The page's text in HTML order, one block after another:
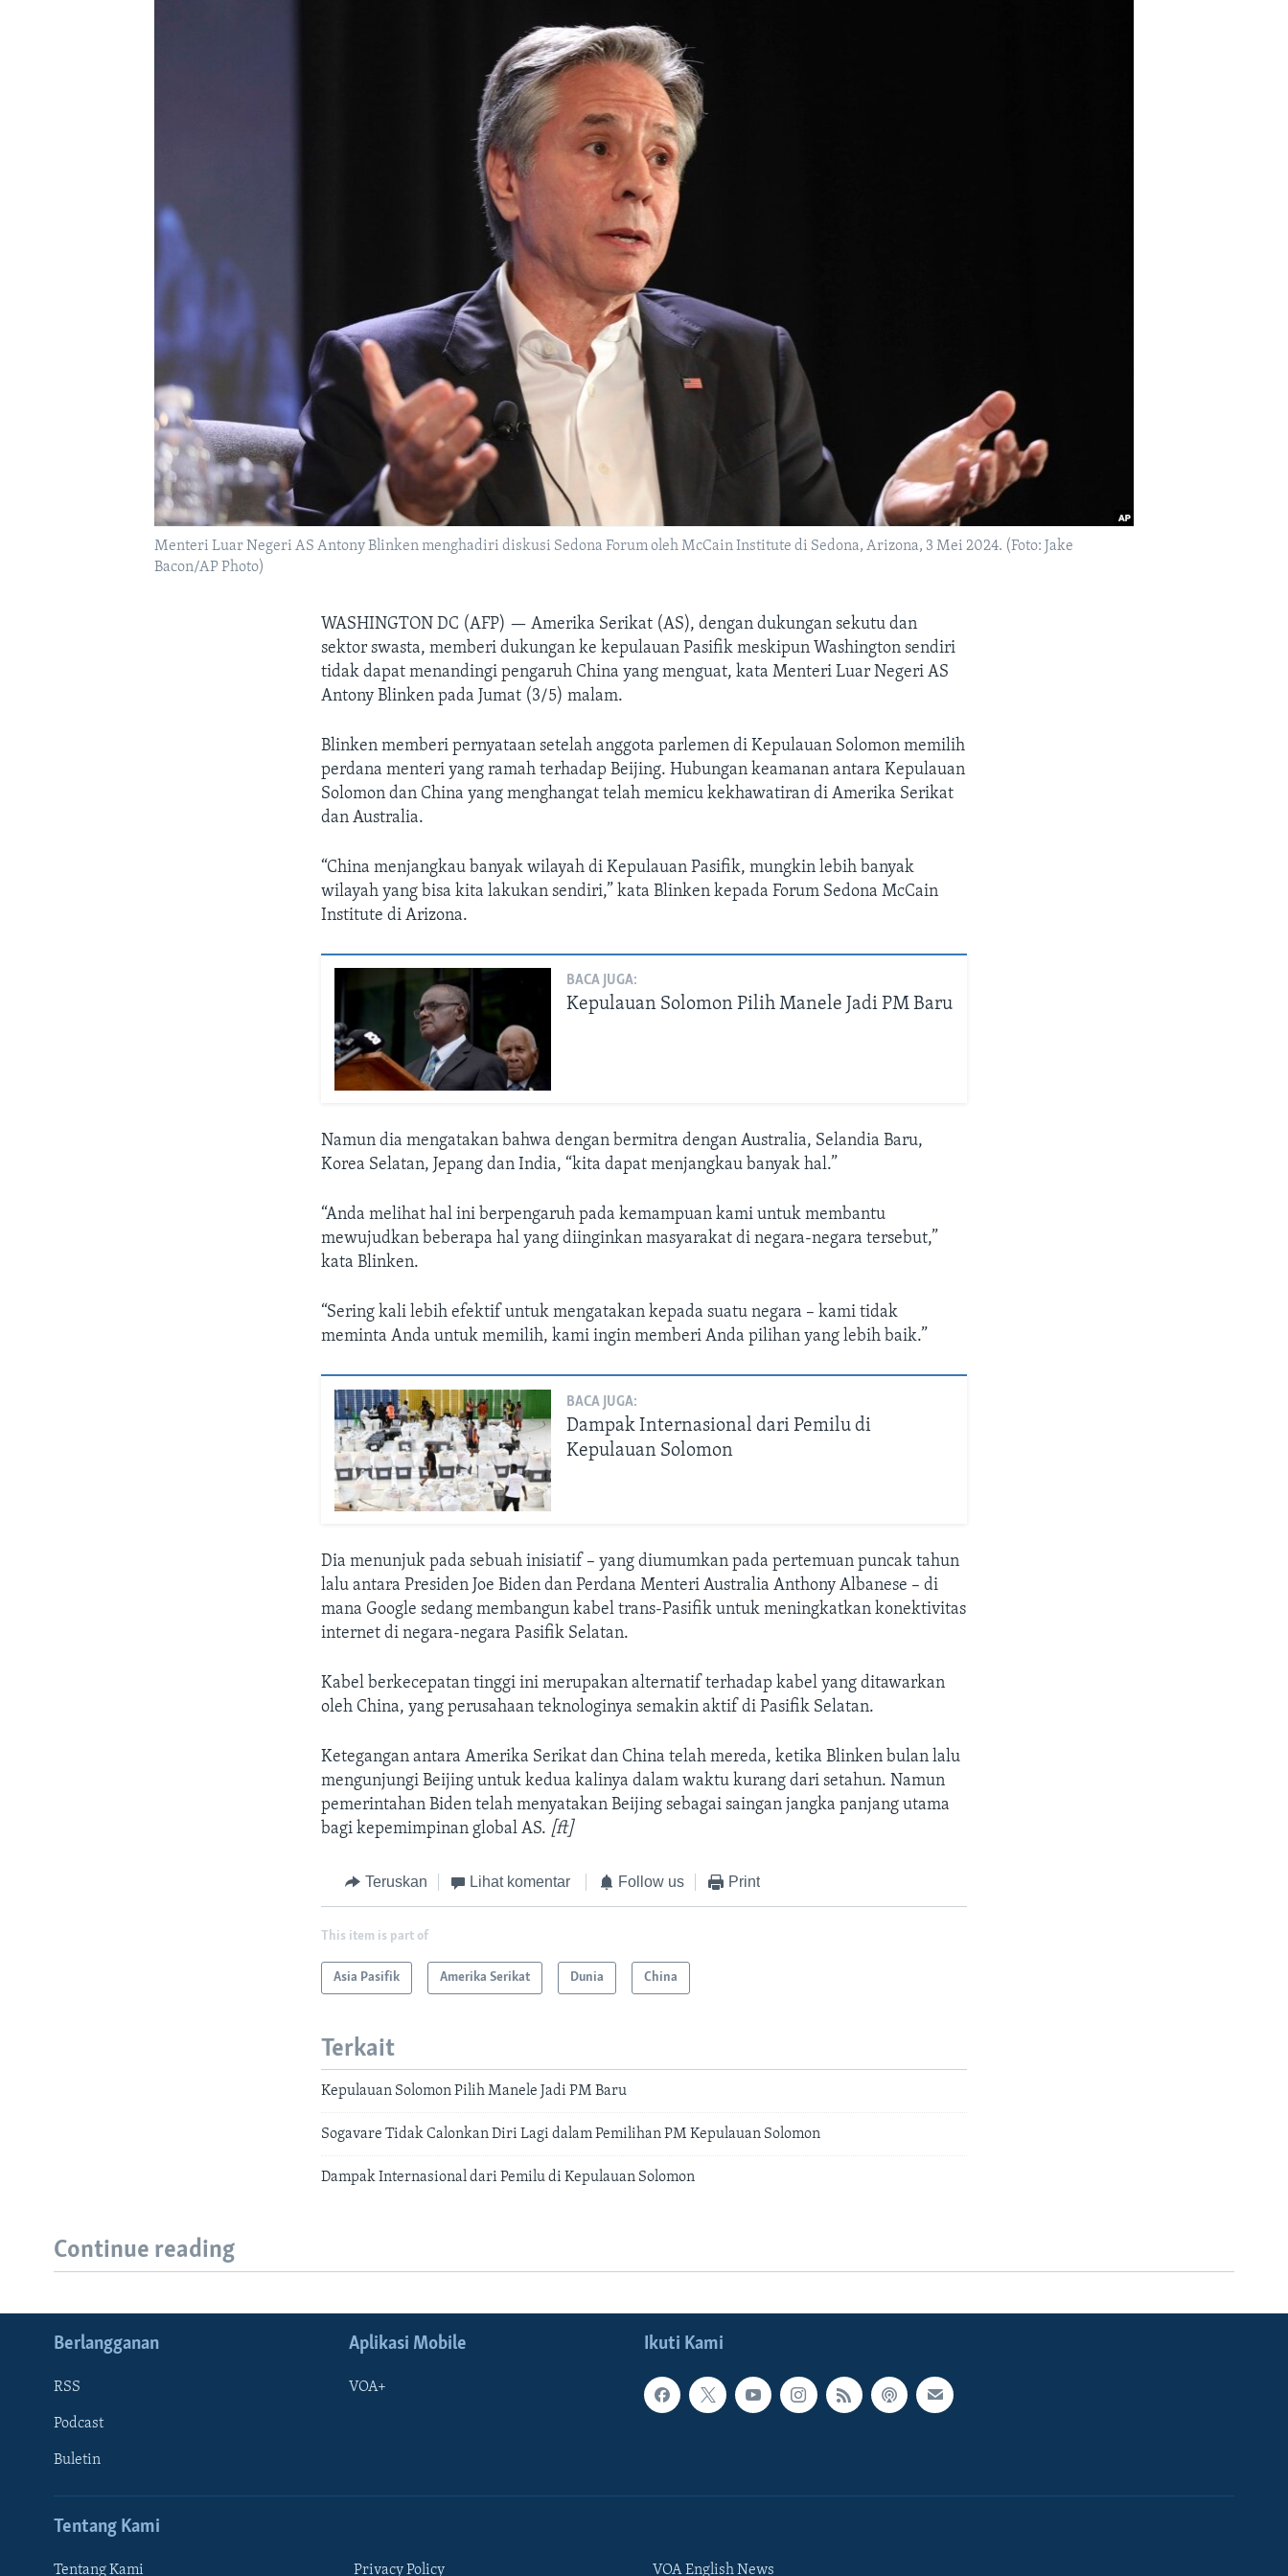
Menteri Luar Negeri AS Antony Blinken menghadiri diskusi Sedona Forum oleh McCain Institute di Sedona, Arizona, 3 Mei 2024. (Foto: Jake
Bacon/AP Photo)
WASHINGTON DC (AFP) —Amerika Serikat (AS), dengan dukungan sekutu dan
sektor swasta, memberi dukungan ke kepulauan Pasifik meskipun Washington sendiri
tidak dapat menandingi pengaruh China yang menguat, kata Menteri Luar Negeri AS
Antony Blinken pada Jumat (3/5) malam.
Blinken memberi pernyataan setelah anggota parlemen di Kepulauan Solomon memilih
perdana menteri yang ramah terhadap Beijing. Hubungan keamanan antara Kepulauan
Solomon dan China yang menghangat telah memicu kekhawatiran di Amerika Serikat
dan Australia.
“China menjangkau banyak wilayah di Kepulauan Pasifik, mungkin lebih banyak
wilayah yang bisa kita lakukan sendiri,” kata Blinken kepada Forum Sedona McCain
Institute di Arizona.
BACA JUGA:
Kepulauan Solomon Pilih Manele Jadi PM Baru
Namun dia mengatakan bahwa dengan bermitra dengan Australia, Selandia Baru,
Korea Selatan, Jepang dan India, “kita dapat menjangkau banyak hal.”
“Anda melihat hal ini berpengaruh pada kemampuan kami untuk membantu
mewujudkan beberapa hal yang diinginkan masyarakat di negara-negara tersebut,”
kata Blinken.
“Sering kali lebih efektif untuk mengatakan kepada suatu negara – kami tidak
meminta Anda untuk memilih, kami ingin memberi Anda pilihan yang lebih baik.”
BACA JUGA:
Dampak Internasional dari Pemilu di
Kepulauan Solomon
Dia menunjuk pada sebuah inisiatif – yang diumumkan pada pertemuan puncak tahun
lalu antara Presiden Joe Biden dan Perdana Menteri Australia Anthony Albanese – di
mana Google sedang membangun kabel trans-Pasifik untuk meningkatkan konektivitas
internet di negara-negara Pasifik Selatan.
Kabel berkecepatan tinggi ini merupakan alternatif terhadap kabel yang ditawarkan
oleh China, yang perusahaan teknologinya semakin aktif di Pasifik Selatan.
Ketegangan antara Amerika Serikat dan China telah mereda, ketika Blinken bulan lalu
mengunjungi Beijing untuk kedua kalinya dalam waktu kurang dari setahun. Namun
pemerintahan Biden telah menyatakan Beijing sebagai saingan jangka panjang utama
bagi kepemimpinan global AS. [ft]
Teruskan Lihat komentar Follow us Print
This item is part of
Asia Pasifik Amerika Serikat Dunia China
Terkait
Kepulauan Solomon Pilih Manele Jadi PM Baru
Sogavare Tidak Calonkan Diri Lagi dalam Pemilihan PM Kepulauan Solomon
Dampak Internasional dari Pemilu di Kepulauan Solomon
Continue reading
Ikuti Kami
Berlangganan
RSS
Podcast
Buletin
Aplikasi Mobile
VOA+
Tentang Kami
Tentang Kami Privacy Policy VOA English News